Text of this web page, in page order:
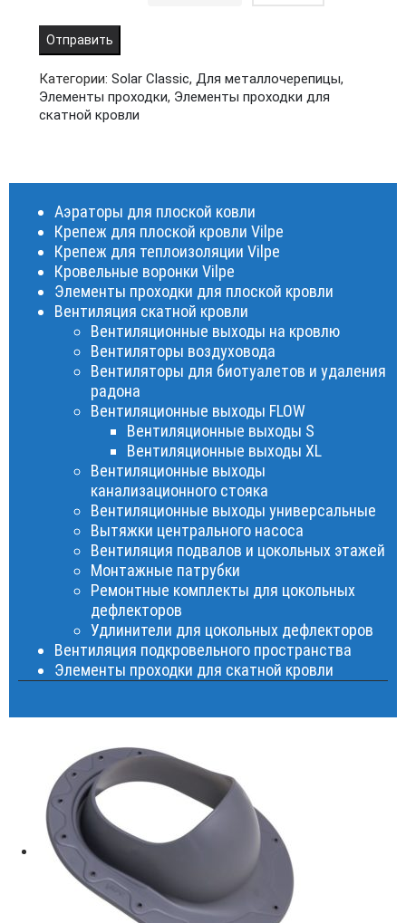
Категории: Solar Classic, Для металлочерепицы,
Элементы проходки, Элементы проходки для
скатной кровли
Аэраторы для плоской ковли
Крепеж для плоской кровли Vilpe
Крепеж для теплоизоляции Vilpe
Кровельные воронки Vilpe
Элементы проходки для плоской кровли
Вентиляция скатной кровли
Вентиляционные выходы на кровлю
Вентиляторы воздуховода
Вентиляторы для биотуалетов и удаления
радона
Вентиляционные выходы FLOW
Вентиляционные выходы S
Вентиляционные выходы XL
Вентиляционные выходы
канализационного стояка
Вентиляционные выходы универсальные
Вытяжки центрального насоса
Вентиляция подвалов и цокольных этажей
Монтажные патрубки
Ремонтные комплекты для цокольных
дефлекторов
Удлинители для цокольных дефлекторов
Вентиляция подкровельного пространства
Элементы проходки для скатной кровли